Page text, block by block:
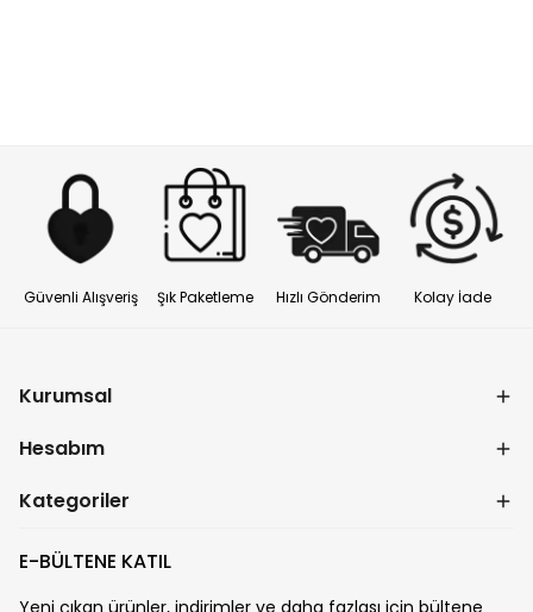
Güvenli Alışveriş Şık Paketleme Hızlı Gönderim Kolay İade
Kurumsal
Hesabım
Kategoriler
E-BÜLTENE KATIL